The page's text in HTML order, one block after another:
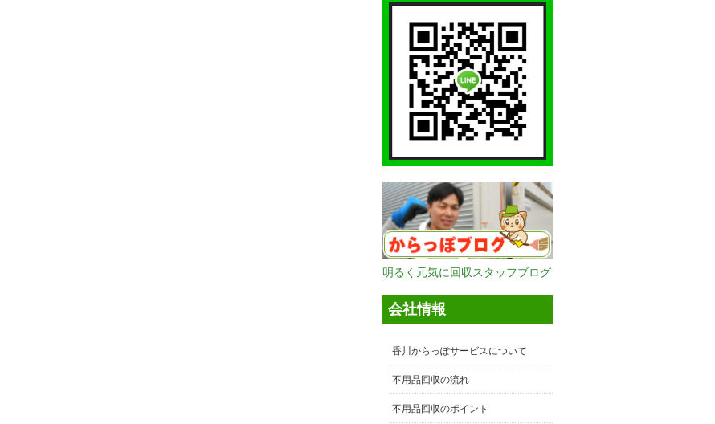
明るく元気に回収スタッフブログ
会社情報
香川からっぽサービスについて
不用品回収の流れ
不用品回収のポイント